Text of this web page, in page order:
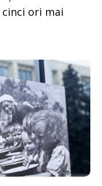
cinci ori mai